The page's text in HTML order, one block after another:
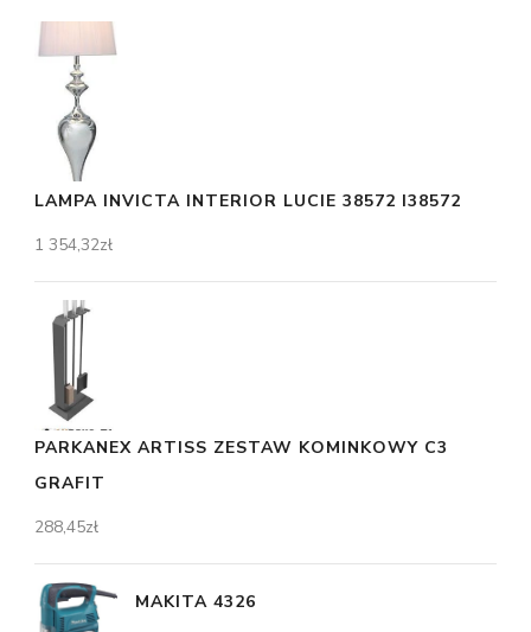
LAMPA INVICTA INTERIOR LUCIE 38572 I38572
1 354,32zł
PARKANEX ARTISS ZESTAW KOMINKOWY C3
GRAFIT
288,45zł
MAKITA 4326